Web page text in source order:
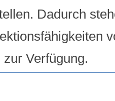
Dadurch
zur Verfügung.